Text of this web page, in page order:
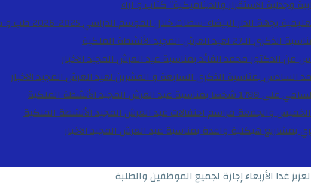
وجدلية الاستقرار والديناميكية”كتاب و اراء
طب و
لعيد العرش المجيد
الأنشطة الملكية
من الدكتور محمد الفائد بمناسبة عيد العرش المجيدالاخبار
السادس بمناسبة الذكرى السابعة و العشرين لعيد العرش المجيدالاخبار
عيد العرش المجيد
الأنشطة الملكية
والجمعة مراسم احتفالات عيد العرش المجيدالأنشطة الملكية
بمشاريع هيكلية واعدة بمناسبة عيد العرش المجيدالاخبار
غدا الأربعاء إجازة لجميع الموظفين والطلبة